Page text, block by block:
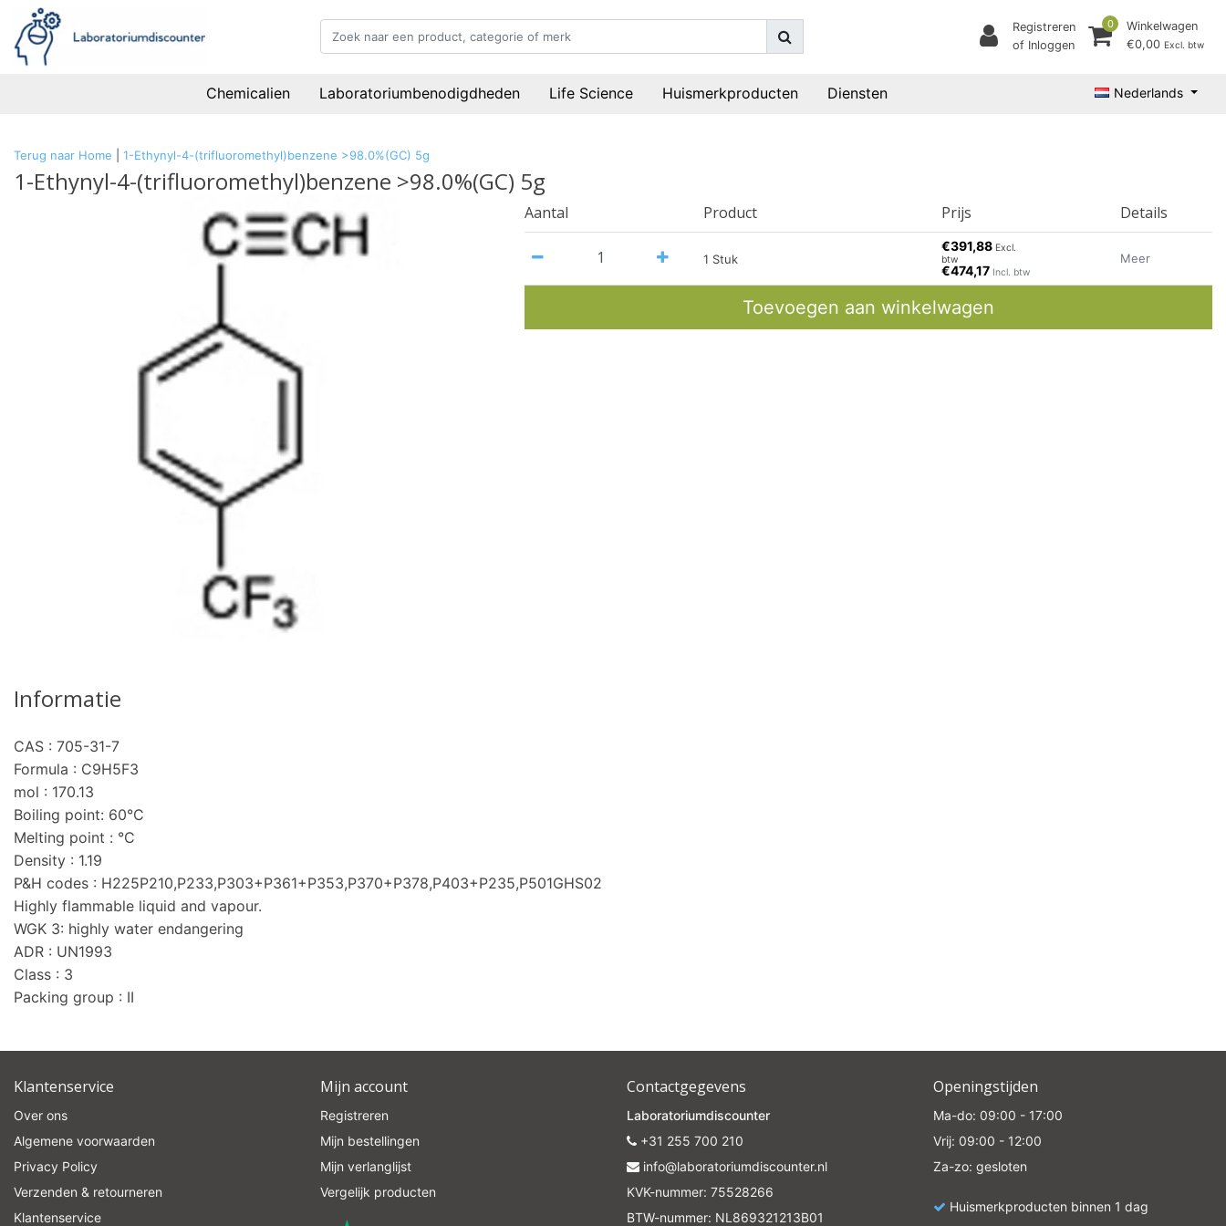
Registreren
of Inloggen
0
Winkelwagen
€0,00 Excl. btw
Chemicalien Laboratoriumbenodigdheden Life Science Huismerkproducten Diensten Nederlands
Terug naar Home 1-Ethynyl-4-(trifluoromethyl)benzene >98.0%(GC) 5g
1-Ethynyl-4-(trifluoromethyl)benzene >98.0%(GC) 5g
Aantal Product Prijs Details
1 Stuk
€391,88 Excl.
btw
€474,17 Incl. btw
Meer
Toevoegen aan winkelwagen
Informatie
CAS : 705-31-7
Formula : C9H5F3
mol : 170.13
Boiling point: 60°C
Melting point : °C
Density : 1.19
P&H codes : H225P210,P233,P303+P361+P353,P370+P378,P403+P235,P501GHS02
Highly flammable liquid and vapour.
WGK 3: highly water endangering
ADR : UN1993
Class : 3
Packing group : II
Klantenservice
Over ons
Algemene voorwaarden
Privacy Policy
Verzenden & retourneren
Klantenservice
Mijn account
Registreren
Mijn bestellingen
Mijn verlanglijst
Vergelijk producten
Contactgegevens
Laboratoriumdiscounter
+31 255 700 210
info@laboratoriumdiscounter.nl
KVK-nummer: 75528266
BTW-nummer: NL869321213B01
Openingstijden
Ma-do: 09:00 - 17:00
Vrij: 09:00 - 12:00
Za-zo: gesloten
Huismerkproducten binnen 1 dag